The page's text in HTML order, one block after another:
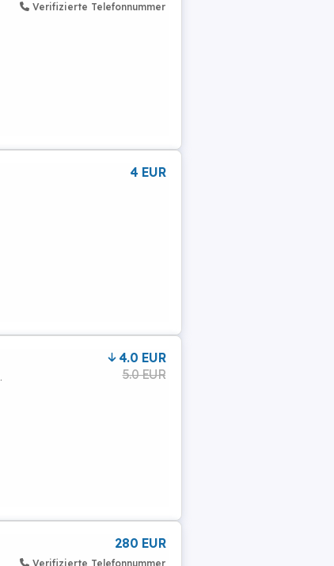
Verifizierte Telefonnummer
4 EUR
4.0 EUR
5.0 EUR
280 EUR
Verifizierte Telefonnummer